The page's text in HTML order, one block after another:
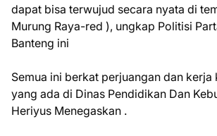
dapat bisa terwujud secara nyata di
Murung Raya-red ), ungkap Politisi
Banteng ini
Semua ini berkat perjuangan dan kerja
yang ada di Dinas Pendidikan Dan
Heriyus Menegaskan .